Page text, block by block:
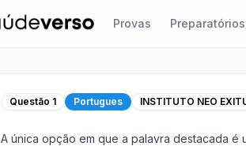
Provas Preparatórios
Questão 1 Portugues INSTITUTO NEO
A única opção em que a palavra destacada é